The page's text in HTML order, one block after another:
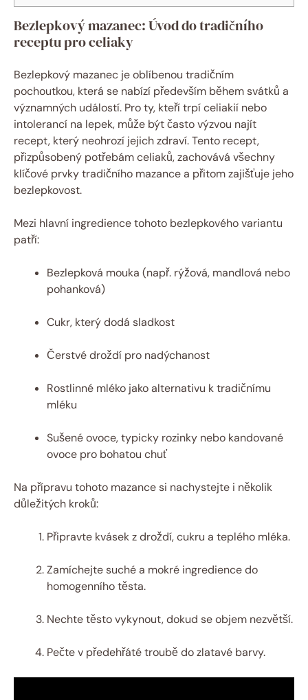
Bezlepkový ⁢mazanec: Úvod do tradičního
receptu pro ⁢celiaky
Bezlepkový mazanec​ je oblíbenou‍ tradičním
pochoutkou, která se‌ nabízí především během svátků ⁢a
významných událostí. Pro ty, kteří ⁤trpí celiakií nebo
intolerancí⁤ na lepek, může být ⁤často výzvou najít​
recept,‍ který‌ neohrozí jejich zdraví. Tento recept,
přizpůsobený potřebám⁢ celiaků, zachovává všechny
klíčové prvky ​tradičního ‌mazance‌ a přitom zajišťuje jeho
bezlepkovost.
Mezi ‌hlavní ingredience tohoto bezlepkového variantu⁤
patří:
Bezlepková mouka (např. rýžová, ⁢mandlová nebo⁤
pohanková)
Cukr, který⁢ dodá sladkost
Čerstvé droždí pro nadýchanost
Rostlinné mléko jako⁣ alternativu k tradičnímu
mléku
Sušené ovoce, ⁢typicky⁣ rozinky nebo kandované
ovoce pro bohatou chuť
Na přípravu⁤ tohoto‍ mazance si nachystejte i několik
důležitých kroků:
Připravte ‍kvásek ⁣z⁣ droždí,​ cukru a teplého mléka.
Zamíchejte⁢ suché a⁢ mokré⁤ ingredience‌ do
homogenního těsta.
Nechte těsto vykynout, ⁢dokud se objem nezvětší.
Pečte v předehřáté troubě do ⁣zlatavé​ barvy.